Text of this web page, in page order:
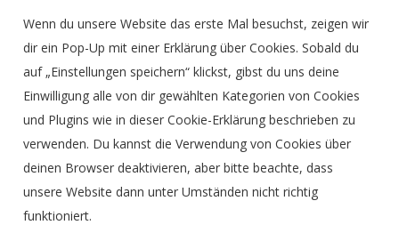
Wenn du unsere Website das erste Mal besuchst, zeigen wir
dir ein Pop-Up mit einer Erklärung über Cookies. Sobald du
auf „Einstellungen speichern“ klickst, gibst du uns deine
Einwilligung alle von dir gewählten Kategorien von Cookies
und Plugins wie in dieser Cookie-Erklärung beschrieben zu
verwenden. Du kannst die Verwendung von Cookies über
deinen Browser deaktivieren, aber bitte beachte, dass
unsere Website dann unter Umständen nicht richtig
funktioniert.